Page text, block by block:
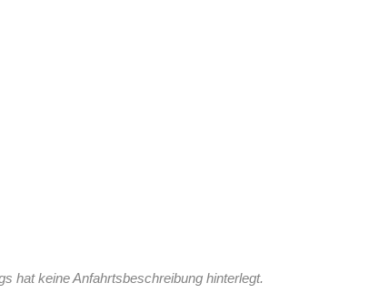
hat keine Anfahrtsbeschreibung hinterlegt.